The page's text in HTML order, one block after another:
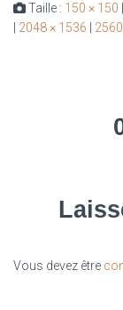
Taille : 150 × 150
2048 × 1536
Vous devez être